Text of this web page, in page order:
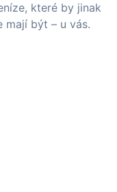
které by jinak
mají být – u vás.